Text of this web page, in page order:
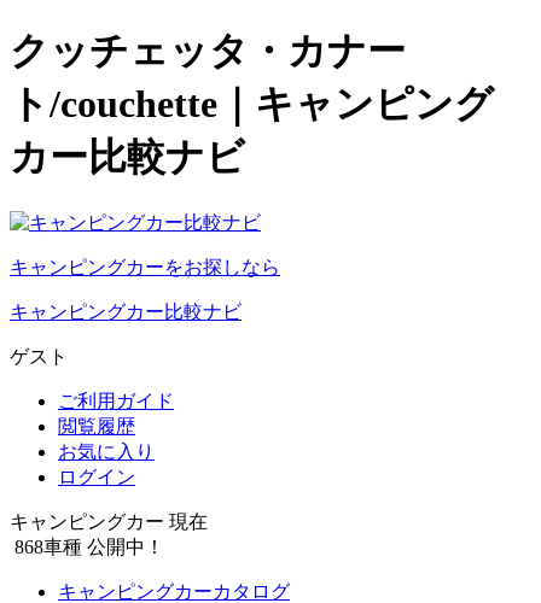
クッチェッタ・カナー
ト/couchette｜キャンピング
カー比較ナビ
キャンピングカーをお探しなら
キャンピングカー比較ナビ
ゲスト
ご利用ガイド
閲覧履歴
お気に入り
ログイン
キャンピングカー 現在
868車種 公開中！
キャンピングカーカタログ